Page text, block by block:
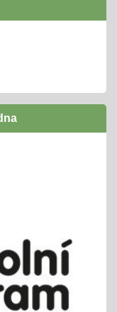
do Šablony
nebo 26.6.